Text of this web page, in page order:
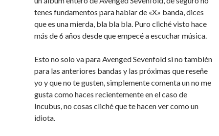
tenes fundamentos para hablar de «X» banda, dices
que es una mierda, bla bla bla. Puro cliché visto hace
más de 6 años desde que empecé a escuchar música.
Esto no solo va para Avenged Sevenfold si no también
para las anteriores bandas y las próximas que reseñe
yo y que no te gusten, simplemente comenta un no me
gusta como haces recientemente en el caso de
Incubus, no cosas cliché que te hacen ver como un
idiota.